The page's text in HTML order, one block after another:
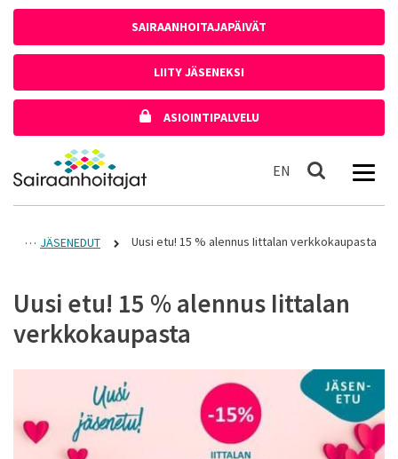
SAIRAANHOITAJAPÄIVÄT
LIITY JÄSENEKSI
ASIOINTIPALVELU
Etusivulle
EN In English
Haku
JÄSENEDUT Uusi etu! 15 % alennus Iittalan verkkokaupasta
Uusi etu! 15 % alennus Iittalan
verkkokaupasta